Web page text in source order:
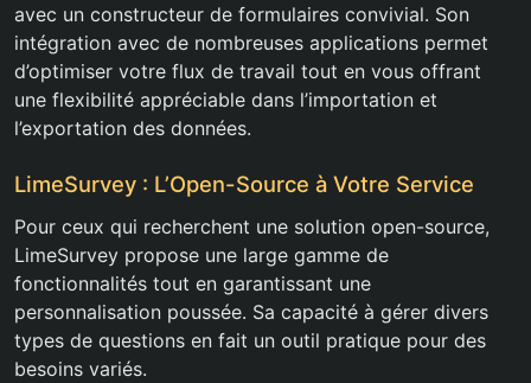
avec un constructeur de formulaires convivial. Son
intégration avec de nombreuses applications permet
d’optimiser votre flux de travail tout en vous offrant
une flexibilité appréciable dans l’importation et
l’exportation des données.
LimeSurvey : L’Open-Source à Votre Service
Pour ceux qui recherchent une solution open-source,
LimeSurvey propose une large gamme de
fonctionnalités tout en garantissant une
personnalisation poussée. Sa capacité à gérer divers
types de questions en fait un outil pratique pour des
besoins variés.